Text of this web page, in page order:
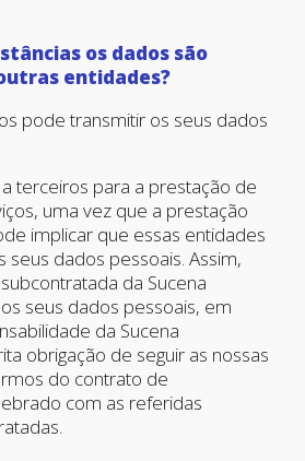
os dados são
entidades?
pode transmitir os seus dados
terceiros para a prestação de
uma vez que a prestação
implicar que essas entidades
seus dados pessoais. Assim,
da Sucena
seus dados pessoais, em
da Sucena
obrigação de seguir as nossas
do contrato de
com as referidas